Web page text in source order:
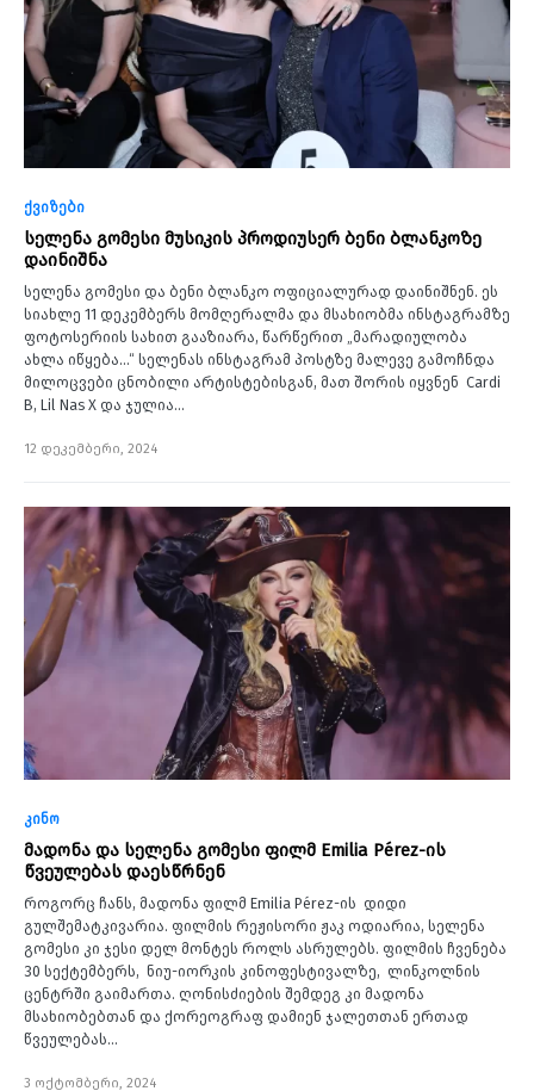
ქვიზები
სელენა გომესი მუსიკის პროდიუსერ ბენი ბლანკოზე
დაინიშნა
სელენა გომესი და ბენი ბლანკო ოფიციალურად დაინიშნენ. ეს
სიახლე 11 დეკემბერს მომღერალმა და მსახიობმა ინსტაგრამზე
ფოტოსერიის სახით გააზიარა, წარწერით „მარადიულობა
ახლა იწყება…“ სელენას ინსტაგრამ პოსტზე მალევე გამოჩნდა
მილოცვები ცნობილი არტისტებისგან, მათ შორის იყვნენ Cardi
B, Lil Nas X და ჯულია…
12 დეკემბერი, 2024
კინო
მადონა და სელენა გომესი ფილმ Emilia Pérez-ის
წვეულებას დაესწრნენ
როგორც ჩანს, მადონა ფილმ Emilia Pérez-ის დიდი
გულშემატკივარია. ფილმის რეჟისორი ჟაკ ოდიარია, სელენა
გომესი კი ჯესი დელ მონტეს როლს ასრულებს. ფილმის ჩვენება
30 სექტემბერს, ნიუ-იორკის კინოფესტივალზე, ლინკოლნის
ცენტრში გაიმართა. ღონისძიების შემდეგ კი მადონა
მსახიობებთან და ქორეოგრაფ დამიენ ჯალეთთან ერთად
წვეულებას…
3 ოქტომბერი, 2024